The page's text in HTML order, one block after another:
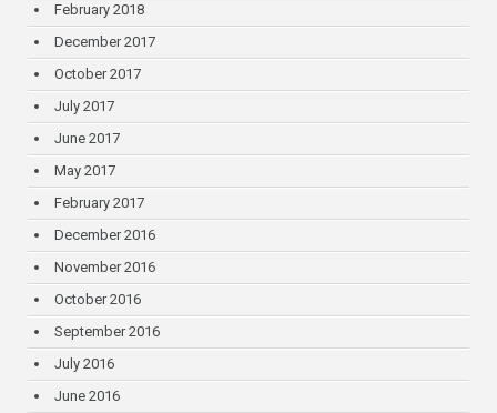
February 2018
December 2017
October 2017
July 2017
June 2017
May 2017
February 2017
December 2016
November 2016
October 2016
September 2016
July 2016
June 2016